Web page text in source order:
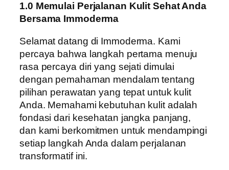
1.0 Memulai Perjalanan Kulit Sehat Anda
Bersama Immoderma
Selamat datang di Immoderma. Kami
percaya bahwa langkah pertama menuju
rasa percaya diri yang sejati dimulai
dengan pemahaman mendalam tentang
pilihan perawatan yang tepat untuk kulit
Anda. Memahami kebutuhan kulit adalah
fondasi dari kesehatan jangka panjang,
dan kami berkomitmen untuk mendampingi
setiap langkah Anda dalam perjalanan
transformatif ini.